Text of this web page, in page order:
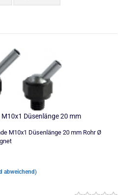
Düsenlänge 20 mm
M10x1 Düsenlänge 20 mm Rohr Ø
abweichend)